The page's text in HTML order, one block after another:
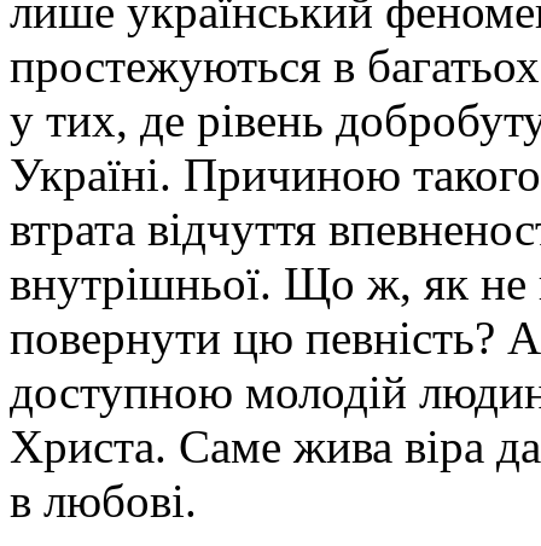
лише український
простежуються в
у тих, де рівень
Україні. Причиною
втрата відчуття
внутрішньої. Що ж, як не
повернути цю певність?
доступною молодій
Христа. Саме жива віра
в любові.